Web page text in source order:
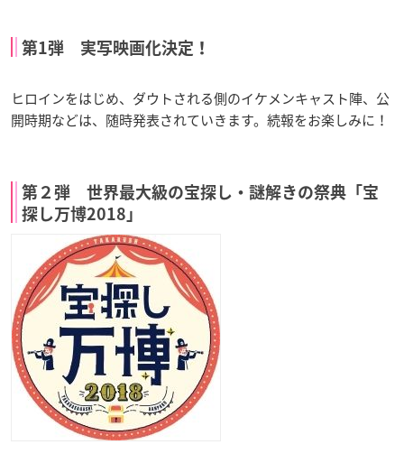
第1弾 実写映画化決定！
ヒロインをはじめ、ダウトされる側のイケメンキャスト陣、公
開時期などは、随時発表されていきます。続報をお楽しみに！
第２弾 世界最大級の宝探し・謎解きの祭典「宝
探し万博2018」